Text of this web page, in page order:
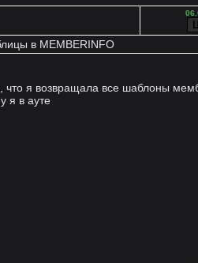
в MEMBERINFO
что я возвращала все шаблоны
я в ауте